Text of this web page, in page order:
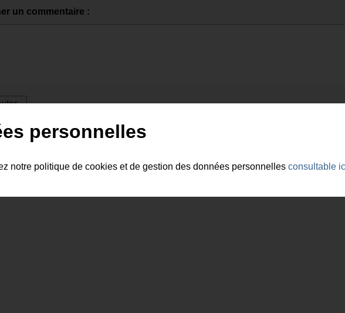
un commentaire :
pas encore de commentaire.
personnelles
notre politique de cookies et de gestion des données personnelles consultable